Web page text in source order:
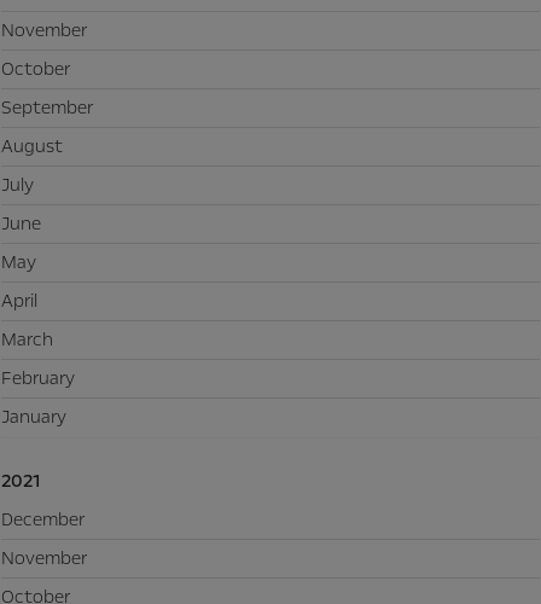
November
October
September
August
July
June
May
April
March
February
January
2021
December
November
October